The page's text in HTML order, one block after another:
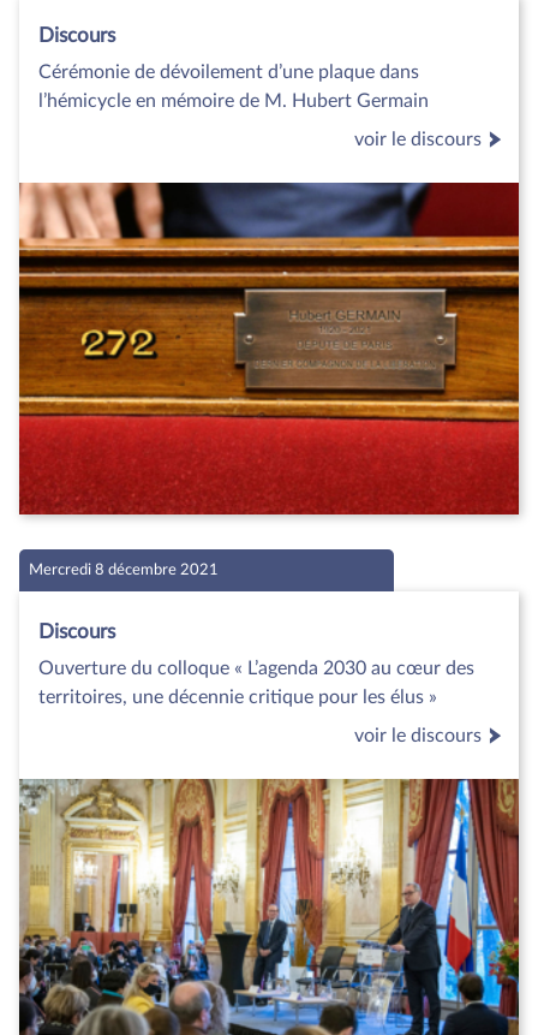
Discours
Cérémonie de dévoilement d’une plaque dans
l’hémicycle en mémoire de M. Hubert Germain
voir le discours
Mercredi 8 décembre 2021
Discours
Ouverture du colloque « L’agenda 2030 au cœur des
territoires, une décennie critique pour les élus »
voir le discours